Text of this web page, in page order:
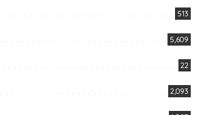
513
5,609
22
2,093